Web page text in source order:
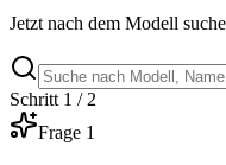
Jetzt nach dem Modell
Schritt 1 / 2
Frage 1